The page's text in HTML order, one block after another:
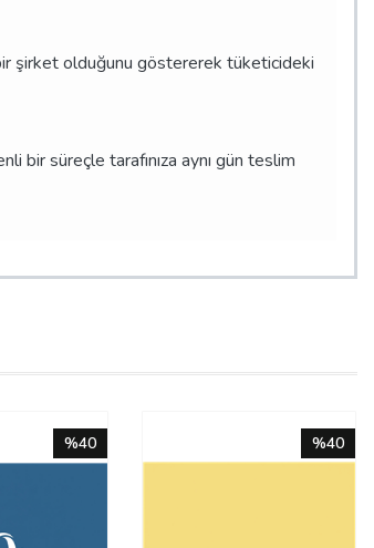
şirket olduğunu göstererek tüketicideki
bir süreçle tarafınıza aynı gün teslim
%40 %40